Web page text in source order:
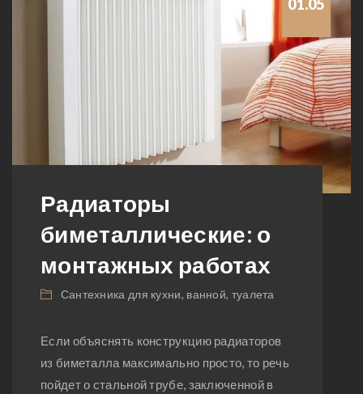
01.05
Радиаторы
биметаллические: о
монтажных работах
Сантехника для кухни, ванной, туалета
Если объяснять конструкцию радиаторов
из биметалла максимально просто, то речь
пойдет о стальной трубе, заключенной в